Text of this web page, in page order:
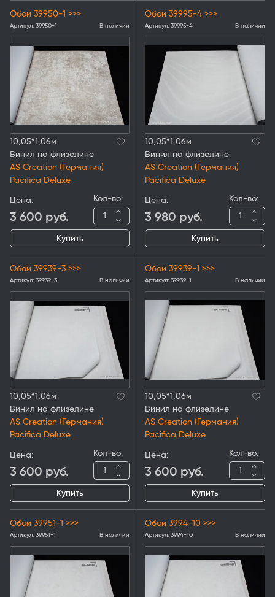
Обои 39950-1 >>>
Артикул: 39950-1 В наличии
10,05*1,06м
Винил на флизелине
AS Creation (Германия)
Pacifica Deluxe
Цена:
3 600 руб.
Кол-во:
Купить
Обои 39995-4 >>>
Артикул: 39995-4 В наличии
10,05*1,06м
Винил на флизелине
AS Creation (Германия)
Pacifica Deluxe
Цена:
3 980 руб.
Кол-во:
Купить
Обои 39939-3 >>>
Артикул: 39939-3 В наличии
10,05*1,06м
Винил на флизелине
AS Creation (Германия)
Pacifica Deluxe
Цена:
3 600 руб.
Кол-во:
Купить
Обои 39939-1 >>>
Артикул: 39939-1 В наличии
10,05*1,06м
Винил на флизелине
AS Creation (Германия)
Pacifica Deluxe
Цена:
3 600 руб.
Кол-во:
Купить
Обои 39951-1 >>>
Артикул: 39951-1 В наличии
Обои 3994-10 >>>
Артикул: 3994-10 В наличии